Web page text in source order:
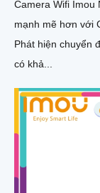
Camera Wifi Imou
mạnh mẽ hơn với
Phát hiện chuyển
có khả...